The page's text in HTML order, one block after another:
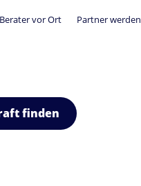
Berater vor Ort Partner werden
finden